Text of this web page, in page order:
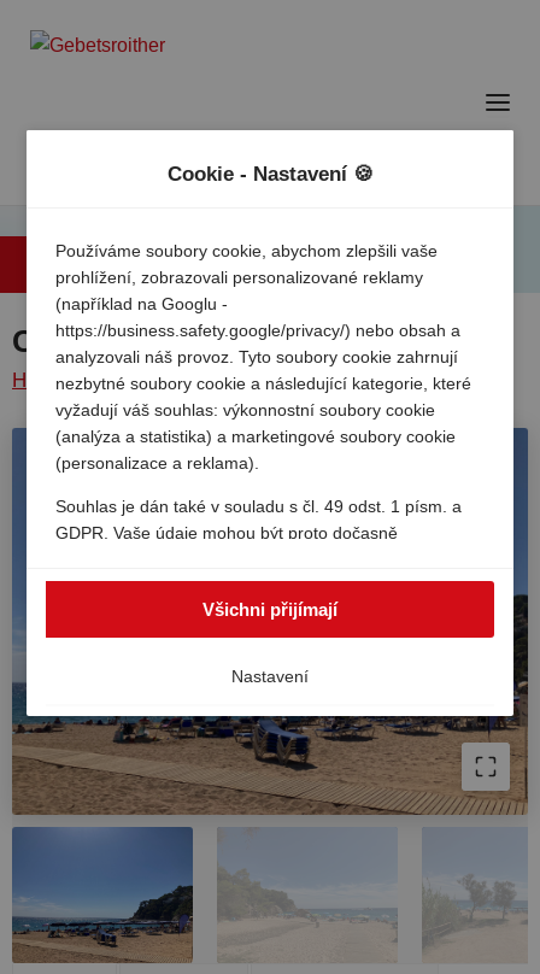
Camping Cala Canyelles
Home / Spanelsko / Costa
brava /
Lloret de
mar /
Camping cala
canyelles
Cookie - Nastavení 🍪
Používáme soubory cookie, abychom zlepšili vaše
prohlížení, zobrazovali personalizované reklamy
(například na Googlu -
https://business.safety.google/privacy/) nebo obsah a
analyzovali náš provoz. Tyto soubory cookie zahrnují
nezbytné soubory cookie a následující kategorie, které
vyžadují váš souhlas: výkonnostní soubory cookie
(analýza a statistika) a marketingové soubory cookie
(personalizace a reklama).
Souhlas je dán také v souladu s čl. 49 odst. 1 písm. a
GDPR. Vaše údaje mohou být proto dočasně
případě nelze zcela zaručit vysokou úroveň ochrany
osobních údajů v Evropě a existuje riziko, že americké
úřady zpracovávají údaje pro účely kontroly a dohledu,
Nastavení
Všichni přijímají